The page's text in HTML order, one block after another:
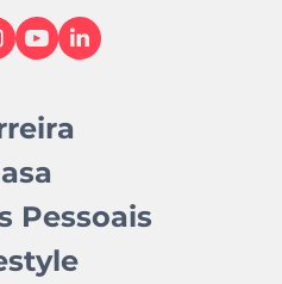
Pessoais